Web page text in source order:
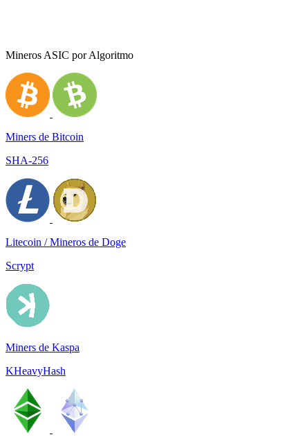
Mineros ASIC por Algoritmo
Miners de Bitcoin
SHA-256
Litecoin / Mineros de Doge
Scrypt
Miners de Kaspa
KHeavyHash